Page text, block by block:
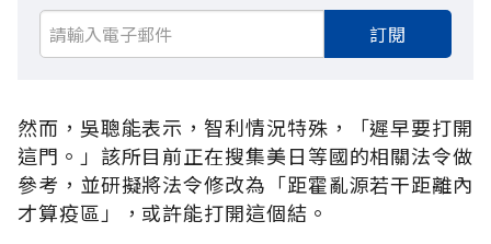
訂閱
然而，吳聰能表示，智利情況特殊，「遲早要打開
這門。」該所目前正在搜集美日等國的相關法令做
參考，並研擬將法令修改為「距霍亂源若干距離內
才算疫區」，或許能打開這個結。